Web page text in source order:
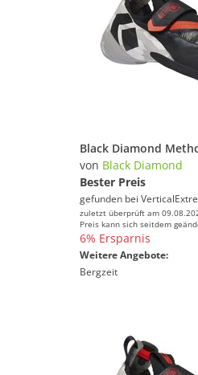
von Black Diamond
Bester Preis
gefunden bei
zuletzt überprüft am
Preis kann sich seitdem
6% Ersparnis
Weitere Angebote:
Bergzeit